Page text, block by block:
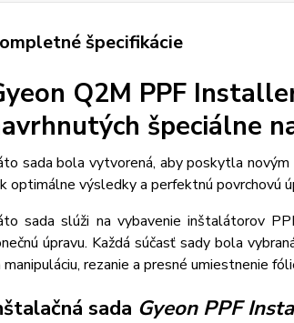
špecifikácie
Q2M PPF
špeciálne
sada bola vytvorená, aby poskytla
optimálne výsledky a perfektnú povrchovú
sada slúži na vybavenie inštalátorov
úpravu. Každá súčasť sady bola
manipuláciu, rezanie a presné umiestnenie
sada Gyeon PPF